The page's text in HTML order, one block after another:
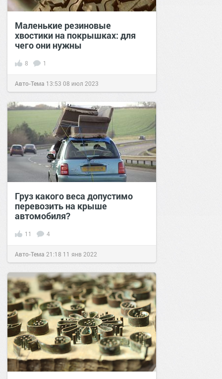
Маленькие резиновые
хвостики на покрышках: для
чего они нужны
8 1
Авто-Тема 13:53 08 июл 2023
Груз какого веса допустимо
перевозить на крыше
автомобиля?
11 4
Авто-Тема 21:18 11 янв 2022